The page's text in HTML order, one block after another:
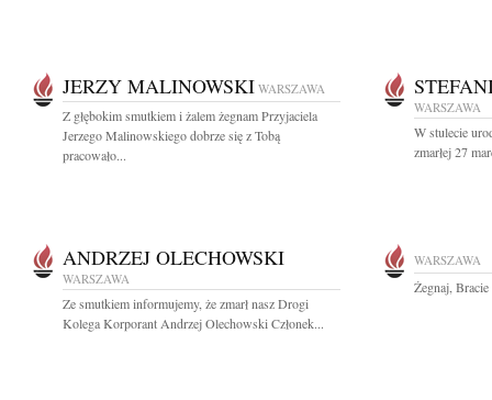
JERZY MALINOWSKI WARSZAWA
Z głębokim smutkiem i żalem żegnam Przyjaciela
Jerzego Malinowskiego dobrze się z Tobą
pracowało...
WARSZAWA
W stulecie
zmarłej 27
ANDRZEJ OLECHOWSKI
WARSZAWA
Ze smutkiem informujemy, że zmarł nasz Drogi
Kolega Korporant Andrzej Olechowski Członek...
WARSZAWA
Żegnaj,